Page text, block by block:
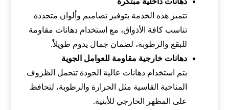
تتميز هذه الخدمة بتوفير تصاميم وألوان متجددة
تناسب كافة الأذواق، مع استخدام دهانات مقاومة
للبقع والرطوبة، لضمان جمال يدوم طويلاً.
دهانات خارجية مقاومة للعوامل الجوية
يتم استخدام دهانات عالية الجودة تتحمل الظروف
المناخية القاسية مثل الحرارة والرطوبة، لتحافظ
على المظهر الخارجي للأبنية.